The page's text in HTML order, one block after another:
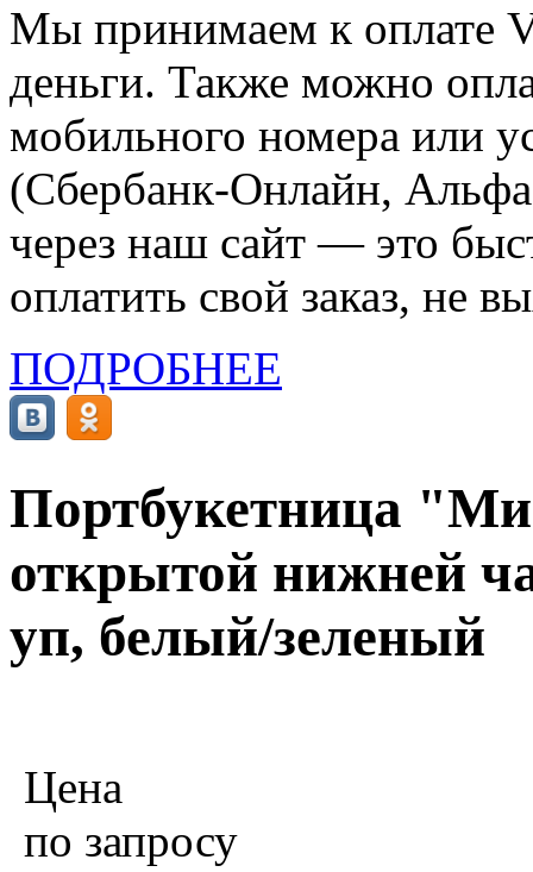
Мы принимаем к оплате
деньги. Также можно
мобильного номера или
(Сбербанк-Онлайн,
через наш сайт — это
оплатить свой заказ, не
ПОДРОБНЕЕ
Портбукетница
открытой нижней
уп, белый/зеленый
Цена
по запросу